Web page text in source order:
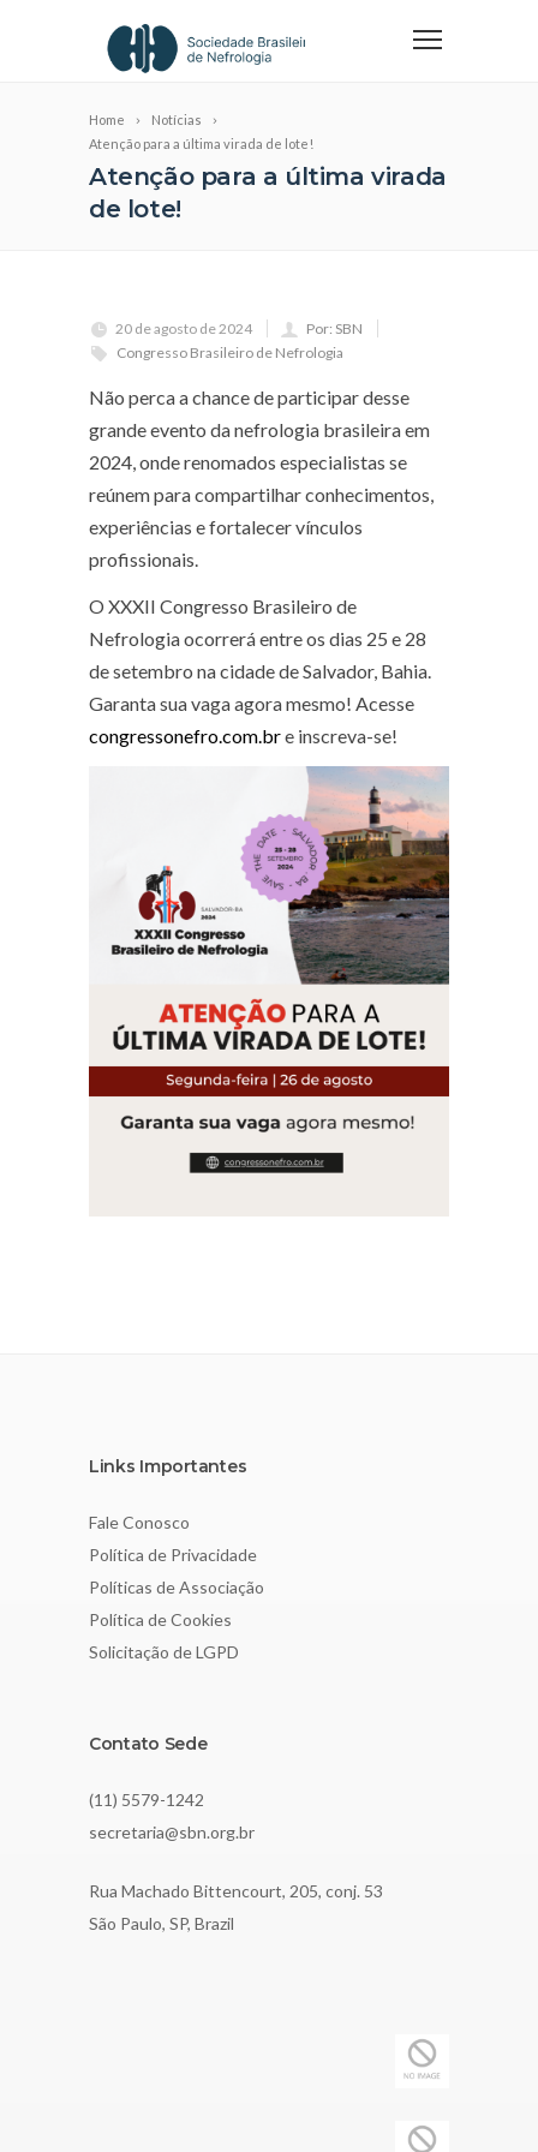
Home
Notícias
Atenção para a última virada de lote!
Atenção para a última virada
de lote!
20 de agosto de 2024
Por: SBN
Congresso Brasileiro de Nefrologia
Não perca a chance de participar desse
grande evento da nefrologia brasileira em
2024, onde renomados especialistas se
reúnem para compartilhar conhecimentos,
experiências e fortalecer vínculos
profissionais.
O XXXII Congresso Brasileiro de
Nefrologia ocorrerá entre os dias 25 e 28
de setembro na cidade de Salvador, Bahia.
Garanta sua vaga agora mesmo! Acesse
congressonefro.com.bre inscreva-se!
Links Importantes
Fale Conosco
Política de Privacidade
Políticas de Associação
Política de Cookies
Solicitação de LGPD
Contato Sede
(11) 5579-1242
secretaria@sbn.org.br
Rua Machado Bittencourt, 205, conj. 53
São Paulo, SP, Brazil